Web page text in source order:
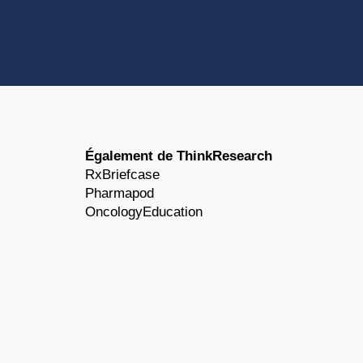
Également de ThinkResearch
RxBriefcase
Pharmapod
OncologyEducation